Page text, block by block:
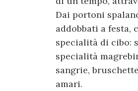
Dai portoni
addobbati a festa,
specialità di cibo:
specialità
sangrie,
amari.